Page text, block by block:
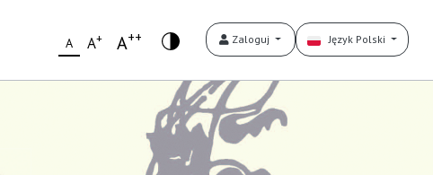
A A+ A++ Zaloguj Język Polski